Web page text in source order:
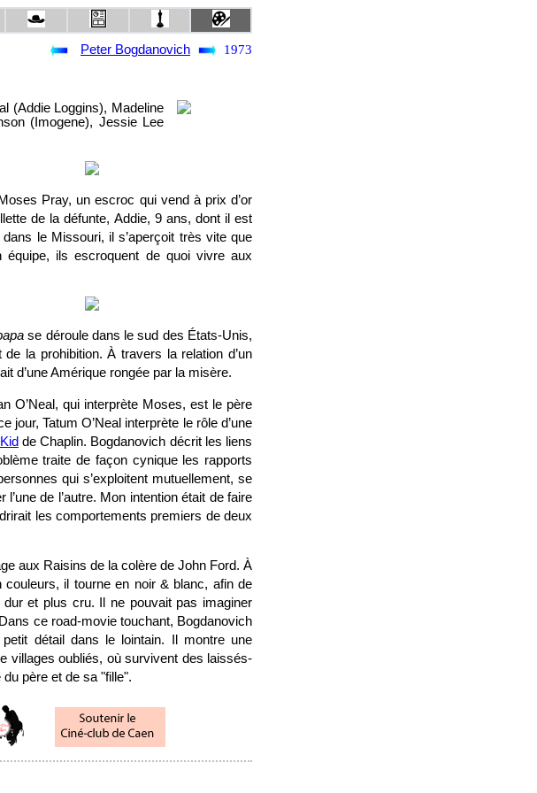
Peter Bogdanovich 1973
(Addie Loggins), Madeline
(Imogene), Jessie Lee
Pray, un escroc qui vend à prix d’or
de la défunte, Addie, 9 ans, dont il est
le Missouri, il s’aperçoit très vite que
équipe, ils escroquent de quoi vivre aux
se déroule dans le sud des États-Unis,
la prohibition. À travers la relation d’un
d’une Amérique rongée par la misère.
O’Neal, qui interprète Moses, est le père
Tatum O’Neal interprète le rôle d’une
de Chaplin. Bogdanovich décrit les liens
traite de façon cynique les rapports
qui s’exploitent mutuellement, se
de l’autre. Mon intention était de faire
les comportements premiers de deux
aux Raisins de la colère de John Ford. À
il tourne en noir & blanc, afin de
et plus cru. Il ne pouvait pas imaginer
ce road-movie touchant, Bogdanovich
détail dans le lointain. Il montre une
villages oubliés, où survivent des laissés-
père et de sa "fille".